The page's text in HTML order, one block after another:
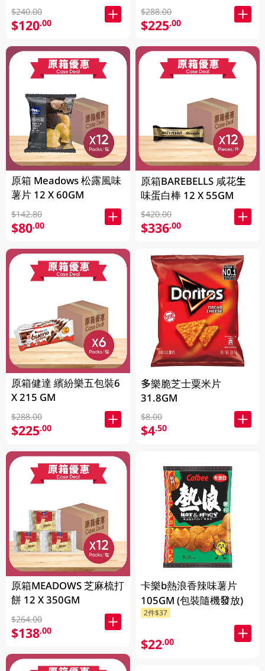
$240.00
$120.00
原箱 Meadows 松露風味
薯片 12 X 60GM
$142.80
$80.00
原箱健達 繽紛樂五包裝6
X 215 GM
$288.00
$225.00
原箱MEADOWS 芝麻梳打
餅 12 X 350GM
$264.00
$138.00
$288.00
$225.00
原箱BAREBELLS 咸花生
味蛋白棒 12 X 55GM
$420.00
$336.00
多樂脆芝士粟米片
31.8GM
$8.00
$4.50
卡樂b熱浪香辣味薯片
105GM (包裝隨機發放)
2件$37
$22.00